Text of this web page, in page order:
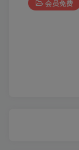
会员免费